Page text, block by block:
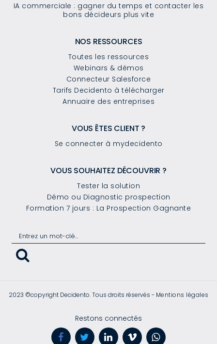
IA commerciale : gagner du temps et contacter les
bons décideurs plus vite
NOS RESSOURCES
Toutes les ressources
Webinars & démos
Connecteur Salesforce
Tarifs Decidento à télécharger
Annuaire des entreprises
VOUS ÊTES CLIENT ?
Se connecter à mydecidento
VOUS SOUHAITEZ DÉCOUVRIR ?
Tester la solution
Démo ou Diagnostic prospection
Formation 7 jours : La Prospection Gagnante
2023 ©copyright Decidento. Tous droits réservés - Mentions légales
Restons connectés